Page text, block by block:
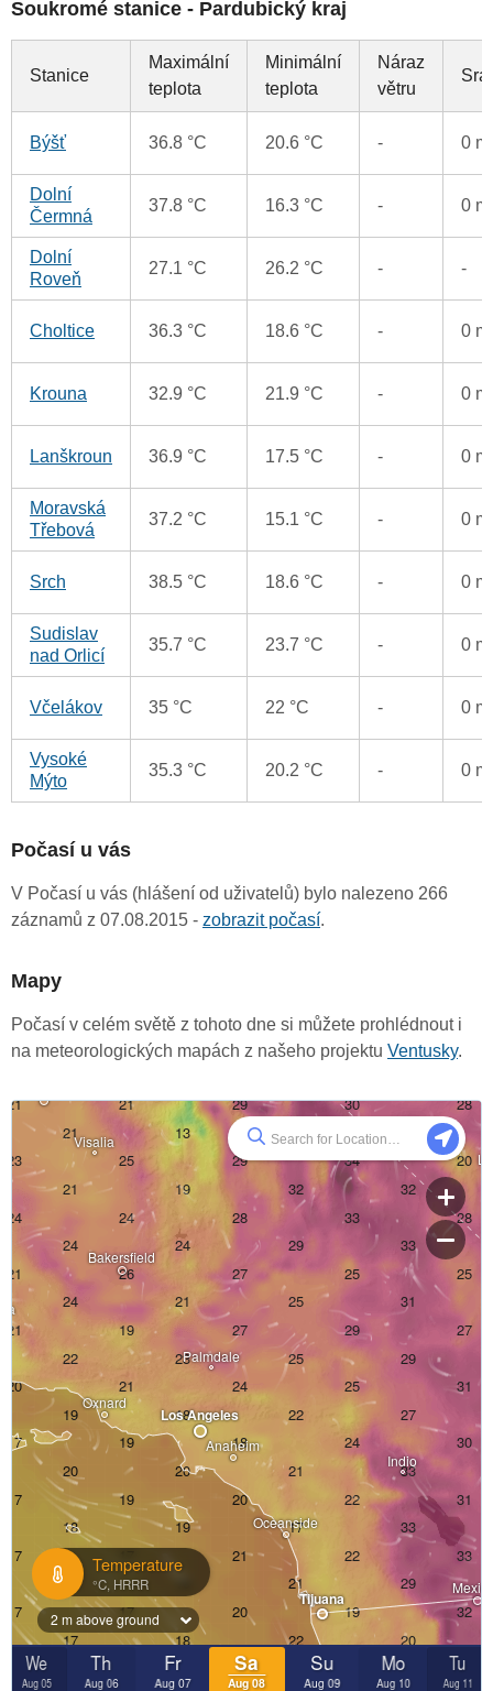
Soukromé stanice - Pardubický kraj
Stanice
Maximální
teplota
Minimální
teplota
Náraz
větru
Býšť 36.8 °C 20.6 °C - 0
Dolní
Čermná
37.8 °C 16.3 °C - 0
Dolní
Roveň
27.1 °C 26.2 °C - -
Choltice 36.3 °C 18.6 °C - 0
Krouna 32.9 °C 21.9 °C - 0
Lanškroun 36.9 °C 17.5 °C - 0
Moravská
Třebová
37.2 °C 15.1 °C - 0
Srch 38.5 °C 18.6 °C - 0
Sudislav
nad Orlicí
35.7 °C 23.7 °C - 0
Včelákov 35 °C 22 °C - 0
Vysoké
Mýto
35.3 °C 20.2 °C - 0
Počasí u vás
V Počasí u vás (hlášení od uživatelů) bylo nalezeno 266
záznamů z 07.08.2015 - zobrazit počasí.
Mapy
Počasí v celém světě z tohoto dne si můžete prohlédnout i
na meteorologických mapách z našeho projektu Ventusky.